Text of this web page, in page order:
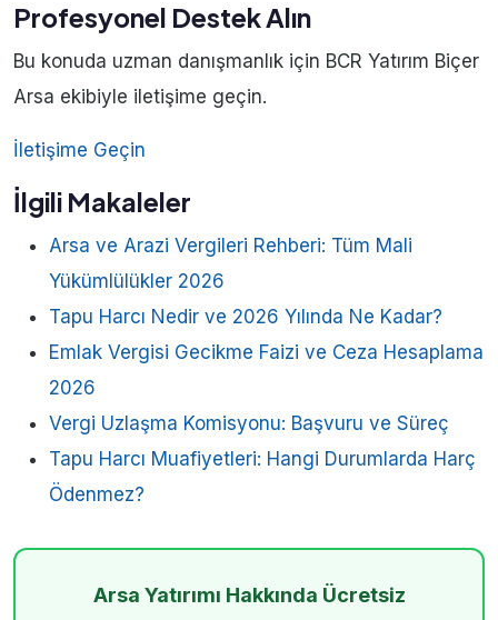
Profesyonel Destek Alın
Bu konuda uzman danışmanlık için BCR Yatırım Biçer
Arsa ekibiyle iletişime geçin.
İletişime Geçin
İlgili Makaleler
Arsa ve Arazi Vergileri Rehberi: Tüm Mali
Yükümlülükler 2026
Tapu Harcı Nedir ve 2026 Yılında Ne Kadar?
Emlak Vergisi Gecikme Faizi ve Ceza Hesaplama
2026
Vergi Uzlaşma Komisyonu: Başvuru ve Süreç
Tapu Harcı Muafiyetleri: Hangi Durumlarda Harç
Ödenmez?
Arsa Yatırımı Hakkında Ücretsiz